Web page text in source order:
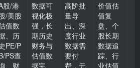
股/港
/美股
值数
、历
史PE/P
PS查
、财
数据可
视化极
强，长
期历史
财务与
估值数
据完
高阶批
量导
出、深
度行业
数据需
要付
费，无
价值估
值复
盘、个
股长期
数据追
踪、行
业估值